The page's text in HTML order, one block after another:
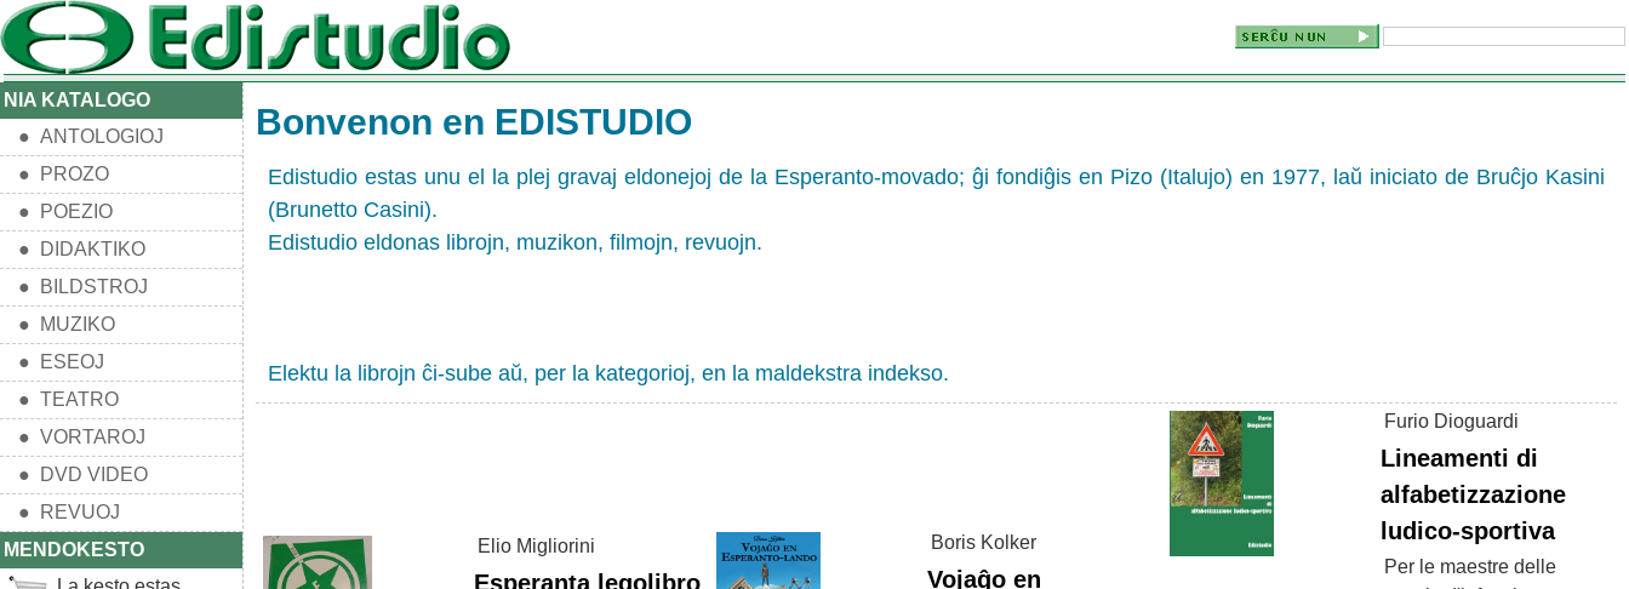
NIA KATALOGO
● ANTOLOGIOJ
● PROZO
● POEZIO
● DIDAKTIKO
● BILDSTROJ
● MUZIKO
● ESEOJ
● TEATRO
● VORTAROJ
● DVD VIDEO
● REVUOJ
MENDOKESTO
Bonvenon en EDISTUDIO
Edistudio estas unu el la plej gravaj eldonejoj de la Esperanto-movado; ĝi fondiĝis en Pizo (Italujo) en 1977, laŭ iniciato de Bruĉjo Kasini
(Brunetto Casini).
Edistudio eldonas librojn, muzikon, filmojn, revuojn.
Elektu la librojn ĉi-sube aŭ, per la kategorioj, en la maldekstra indekso.
Elio Migliorini
Esperanta legolibro
Boris Kolker
Vojaĝo en
Furio Dioguardi
Lineamenti di
alfabetizzazione
ludico-sportiva
Per le maestre delle